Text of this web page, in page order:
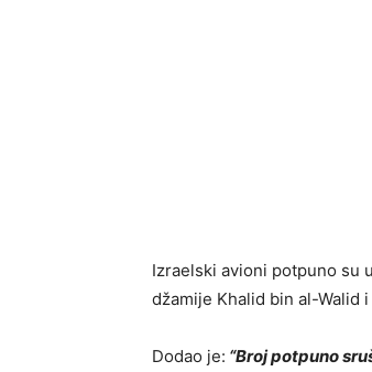
Izraelski avioni potpuno su
džamije Khalid bin al-Walid
Dodao je: “Broj potpuno